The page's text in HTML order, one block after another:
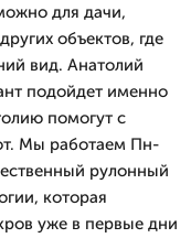
для дачи,
объектов, где
вид. Анатолий
подойдет именно
помогут с
Мы работаем Пн-
рулонный
которая
уже в первые дни